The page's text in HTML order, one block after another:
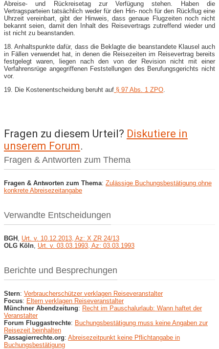
Abreise- und Rückreisetag zur Verfügung stehen. Haben die
Vertragsparteien tatsächlich weder für den Hin- noch für den Rückflug eine
Uhrzeit vereinbart, gibt der Hinweis, dass genaue Flugzeiten noch nicht
bekannt seien, damit den Inhalt des Reisevertrags zutreffend wieder und
ist nicht zu beanstanden.
18. Anhaltspunkte dafür, dass die Beklagte die beanstandete Klausel auch
in Fällen verwendet hat, in denen die Reisezeiten im Reisevertrag bereits
festgelegt waren, liegen nach den von der Revision nicht mit einer
Verfahrensrüge angegriffenen Feststellungen des Berufungsgerichts nicht
vor.
19. Die Kostenentscheidung beruht auf § 97 Abs. 1 ZPO
Fragen zu diesem Urteil? Diskutiere in
unserem Forum.
Fragen & Antworten zum Thema
Fragen & Antworten zum Thema: Zulässige Buchungsbestätigung ohne
konkrete Abreisezeitangabe
Verwandte Entscheidungen
BGH Urt. v. 10.12.2013, Az: X ZR 24/13
OLG Köln Urt. v. 03.03.1993, Az: 03.03.1993
Berichte und Besprechungen
Stern: Verbraucherschützer verklagen Reiseveranstalter
Focus: Eltern verklagen Reiseveranstalter
Münchner Abendzeitung: Recht im Pauschalurlaub: Wann haftet der
Veranstalter
Forum Fluggastrechte: Buchungsbestätigung muss keine Angaben zur
Reisezeit beinhalten
Passagierrechte.org: Abreisezeitpunkt keine Pflichtangabe in
Buchungsbestätigung